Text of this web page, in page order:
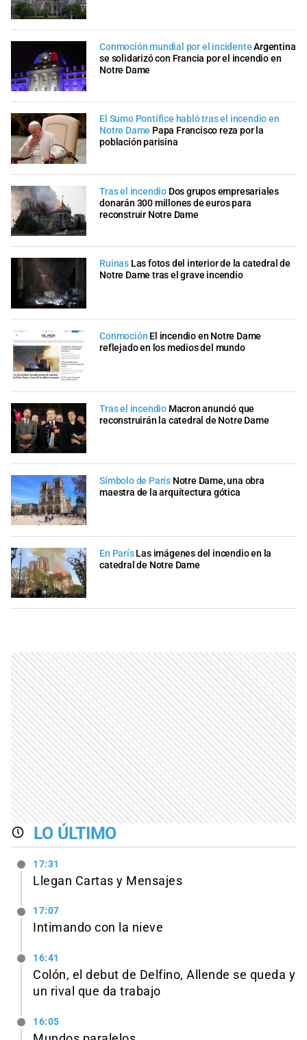
Conmoción mundial por el incidenteArgentina
se solidarizó con Francia por el incendio en
Notre Dame
El Sumo Pontífice habló tras el incendio en
Notre Dame Papa Francisco reza por la
población parisina
Tras el incendio Dos grupos empresariales
donarán 300 millones de euros para
reconstruir Notre Dame
Ruinas Las fotos del interior de la catedral de
Notre Dame tras el grave incendio
Conmoción El incendio en Notre Dame
reflejado en los medios del mundo
Tras el incendio Macron anunció que
reconstruirán la catedral de Notre Dame
Símbolo de París Notre Dame, una obra
maestra de la arquitectura gótica
En París Las imágenes del incendio en la
catedral de Notre Dame
LO ÚLTIMO
17:31
Llegan Cartas y Mensajes
17:07
Intimando con la nieve
16:41
Colón, el debut de Delfino, Allende se queda y
un rival que da trabajo
16:05